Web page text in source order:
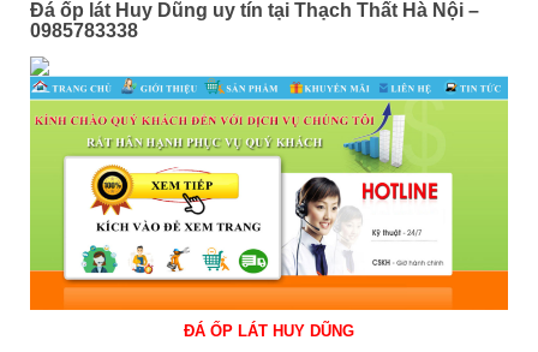
Đá ốp lát Huy Dũng uy tín tại Thạch Thất Hà Nội –
0985783338
ĐÁ ỐP LÁT HUY DŨNG